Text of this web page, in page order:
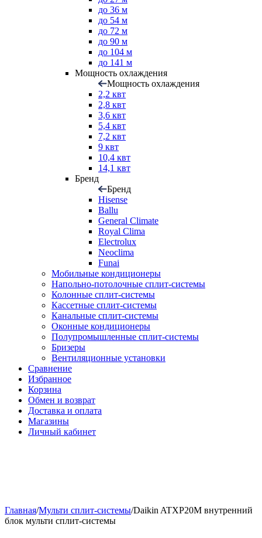
до 36 м
до 54 м
до 72 м
до 90 м
до 104 м
до 141 м
Мощность охлаждения
Мощность охлаждения
2,2 квт
2,8 квт
3,6 квт
5,4 квт
7,2 квт
9 квт
10,4 квт
14,1 квт
Бренд
Бренд
Hisense
Ballu
General Climate
Royal Clima
Electrolux
Neoclima
Funai
Мобильные кондиционеры
Напольно-потолоч​ные ​сплит-системы
Колонные ​​сплит-системы
Кассетные сплит-системы
Канальные сплит-системы
Оконные кондиционеры
Полупромышленные сплит-системы
Бризеры
Вентиляционные установки
Сравнение
Избранное
Корзина
Обмен и возврат
Доставка и оплата
Магазины
Личный кабинет
Главная/Мульти сплит-системы/Daikin ATXP20M внутренний
блок мульти сплит-системы